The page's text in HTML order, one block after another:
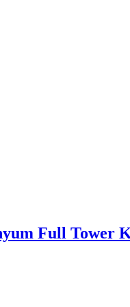
Full Tower